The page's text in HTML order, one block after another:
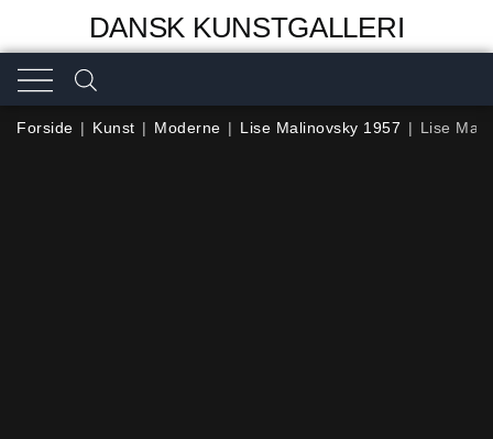
DANSK KUNSTGALLERI
Forside | Kunst | Moderne | Lise Malinovsky 1957 | Lise